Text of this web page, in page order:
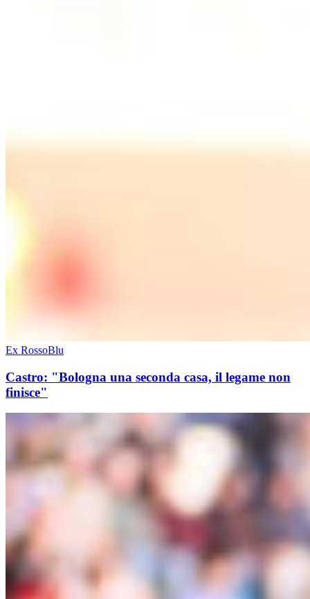
Ex RossoBlu
Castro: "Bologna una seconda casa, il legame non
finisce"